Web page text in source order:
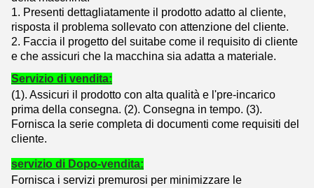
1. Presenti dettagliatamente il prodotto adatto al cliente,
risposta il problema sollevato con attenzione del cliente.
2. Faccia il progetto del suitabe come il requisito di cliente
e che assicuri che la macchina sia adatta a materiale.
Servizio di vendita:
(1). Assicuri il prodotto con alta qualità e l'pre-incarico
prima della consegna. (2). Consegna in tempo. (3).
Fornisca la serie completa di documenti come requisiti del
cliente.
servizio di Dopo-vendita:
Fornisca i servizi premurosi per minimizzare le